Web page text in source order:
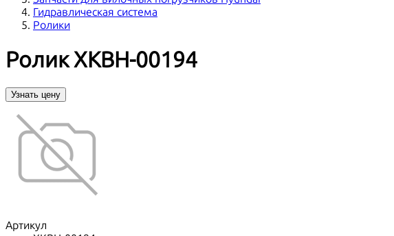
Гидравлическая система
Ролики
Ролик XKBH-00194
Узнать цену
Артикул